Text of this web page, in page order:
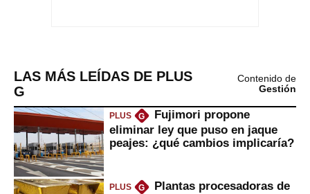
LAS MÁS LEÍDAS DE PLUS
G
Contenido de
Gestión
PLUS G
Fujimori propone
eliminar ley que puso en jaque
peajes: ¿qué cambios implicaría?
PLUS G
Plantas procesadoras de